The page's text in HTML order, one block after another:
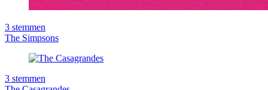
3 stemmen
The Simpsons
3 stemmen